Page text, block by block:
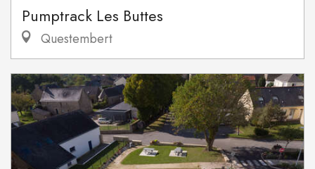
Pumptrack Les Buttes
Questembert